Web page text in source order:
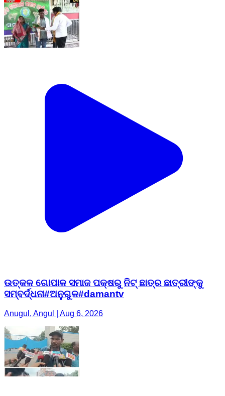
ଉତ୍କଳ ଗୋପାଳ ସମାଜ ପକ୍ଷରୁ ନିଟ୍ ଛାତ୍ର ଛାତ୍ରୀଙ୍କୁ
ସମ୍ବର୍ଦ୍ଧନା#ଅନୁଗୁଳ#damantv
Anugul, Angul | Aug 6, 2026